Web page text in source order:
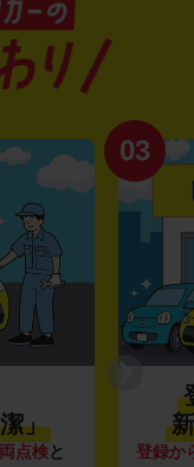
」
点検と
03
登録か